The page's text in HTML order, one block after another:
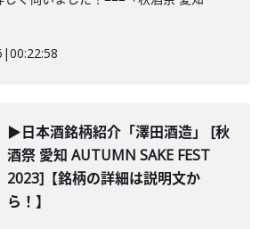
|00:22:58
▶日本酒銘柄紹介「澤田酒造」 [秋
酒祭 愛知 AUTUMN SAKE FEST
2023]【銘柄の詳細は説明文か
ら！】